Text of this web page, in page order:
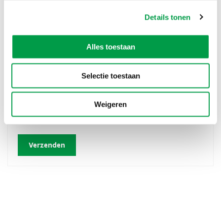
Details tonen
Alles toestaan
Selectie toestaan
Weigeren
bedrijfsleiders bij de waardering van hun onderneming in
Heeft deze informatie je geholpen?